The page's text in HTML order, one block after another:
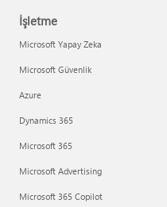
İşletme
Microsoft Yapay Zeka
Microsoft Güvenlik
Azure
Dynamics 365
Microsoft 365
Microsoft Advertising
Microsoft 365 Copilot